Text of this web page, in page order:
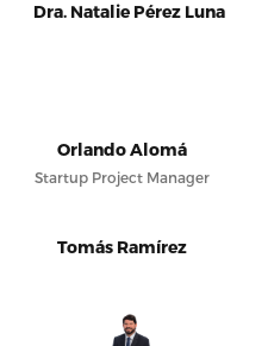
Dra. Natalie Pérez Luna
Orlando Alomá
Startup Project Manager
Tomás Ramírez